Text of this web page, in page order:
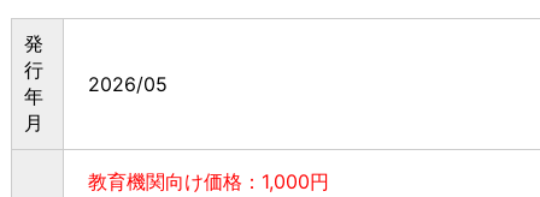
発
行
年
月
2026/05
教育機関向け価格：1,000円